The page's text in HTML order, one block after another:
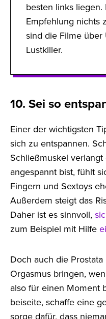
besten links
Empfehlung nichts
sind die Filme
Lustkiller.
10. Sei so
Einer der wichtigsten
sich zu entspannen.
Schließmuskel
angespannt bist, fühlt
Fingern und Sextoys
Außerdem steigt das
Daher ist es sinnvoll,
zum Beispiel mit Hilfe
Doch auch die
Orgasmus bringen,
also für einen Moment
beiseite, schaffe eine
sorge dafür, dass